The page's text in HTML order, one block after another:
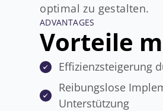
optimal zu gestalten.
ADVANTAGES
Vorteile
Effizienzsteigerung
Reibungslose
Unterstützung